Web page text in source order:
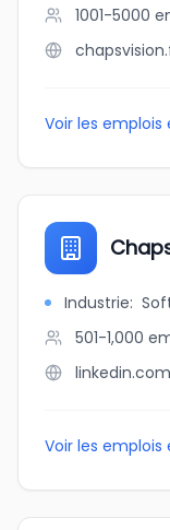
1001-5000
Voir les emplois
Industrie:
501-1,000
Voir les emplois